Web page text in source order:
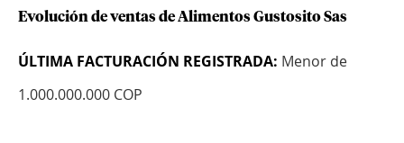
Evolución de ventas de Alimentos Gustosito Sas
ÚLTIMA FACTURACIÓN REGISTRADA: Menor de
1.000.000.000 COP